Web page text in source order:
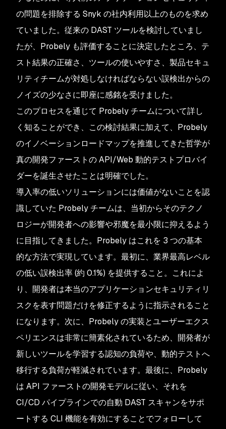
の問題を排除する Snyk の社内利用以上のものを求め
ていました。従来の DAST ツールを検討していまし
たが、Probely も評価することに決定したところ、テ
スト結果の正確さ、ツールの使いやすさ、製品セキュ
リティチームが対処しなければならない誤検出からの
ノイズの少なさに即座に感銘を受けました。
このプロセスを通じて Probely チームについて詳し
く知ることができ、この検討結果に加えて、Probely
のイノベーションロードマップを推進してきた哲学が
真の開発ファーストの API/Web 動的テストプロバイ
ダーを誕生させたことは明確でした。
導入率の低いソリューションには価値がないことを認
識していた Probely チームは、当初からそのテクノ
ロジーが開発者への影響や邪魔を最小限に抑えるよう
に目指してきました。Probely はこれを 3 つの基本
的な方法で実現しています。最初に、業界最高レベル
の低い誤検出率 (約 0.1%) を提供すること。これによ
り、開発者は本当のアプリケーションセキュリティリ
スクを表す問題だけを修正するように指示されること
になります。次に、Probely の実装とユーザーエクス
ペリエンスは非常に簡素化されているため、開発者が
新しいツールを学習する認知の負荷や、動的テストへ
移行する負荷が軽減されています。最後に、Probely
は API ファーストの開発モデルに従い、それを
CI/CD パイプラインでの自動 DAST スキャンをサポ
ートする CLI 機能を有効にすることでフォローして